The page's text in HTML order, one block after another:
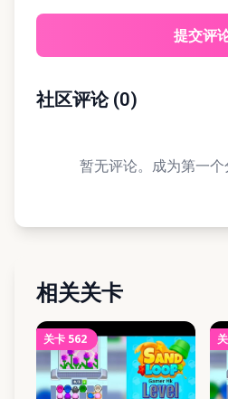
提交评
社区评论(0)
暂无评论。成为第一个
相关关卡
关卡 562